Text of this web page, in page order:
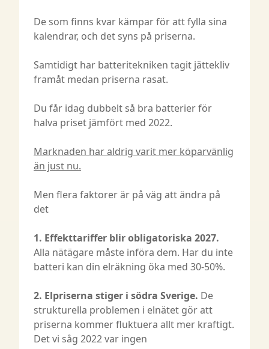
De som finns kvar kämpar för att fylla sina
kalendrar, och det syns på priserna.
Samtidigt har batteritekniken tagit jättekliv
framåt medan priserna rasat.
Du får idag dubbelt så bra batterier för
halva priset jämfört med 2022.
Marknaden har aldrig varit mer köparvänlig
än just nu.
Men flera faktorer är på väg att ändra på
det
1. Effekttariffer blir obligatoriska 2027.
Alla nätägare måste införa dem. Har du inte
batteri kan din elräkning öka med 30-50%.
2. Elpriserna stiger i södra Sverige. De
strukturella problemen i elnätet gör att
priserna kommer fluktuera allt mer kraftigt.
Det vi såg 2022 var ingen